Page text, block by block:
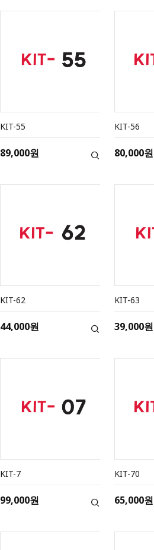
KIT-55
89,000원
KIT-56
80,000원
KIT-62
44,000원
KIT-63
39,000원
KIT-7
99,000원
KIT-70
65,000원